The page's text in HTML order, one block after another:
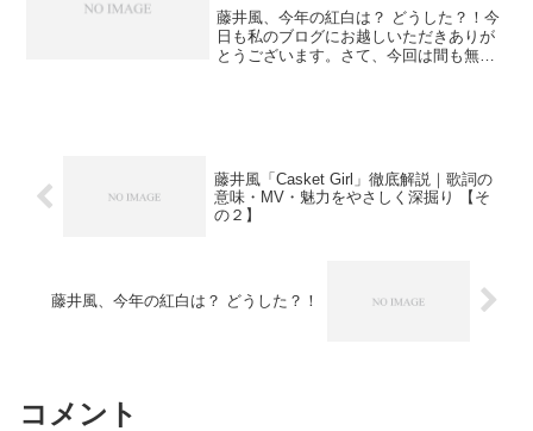
藤井風、今年の紅白は？ どうした？！今
日も私のブログにお越しいただきありが
とうございます。さて、今回は間も無く
藤井風「Casket Girl」徹底解説｜歌詞の
意味・MV・魅力をやさしく深掘り 【そ
の２】
藤井風、今年の紅白は？ どうした？！
コメント